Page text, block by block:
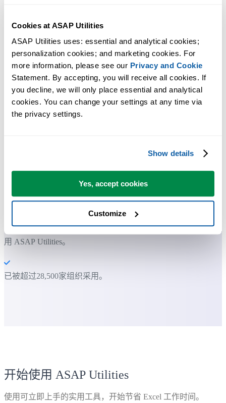
Cookies at ASAP Utilities
ASAP Utilities uses: essential and analytical cookies;
personalization cookies; and marketing cookies. For
more information, please see our Privacy and Cookie
Statement. By accepting, you will receive all cookies. If
you decline, we will only place essential and analytical
cookies. You can change your settings at any time via
the privacy settings.
Show details
Yes, accept cookies
Customize
许多 Excel 用户希望 Excel 内置的实用工具
您可以立即开始使用，无需培训。
大多数用户都会先从几个工具开始。 很多用户后来都会每天使
用 ASAP Utilities。
已被超过28,500家组织采用。
开始使用 ASAP Utilities
使用可立即上手的实用工具，开始节省 Excel 工作时间。